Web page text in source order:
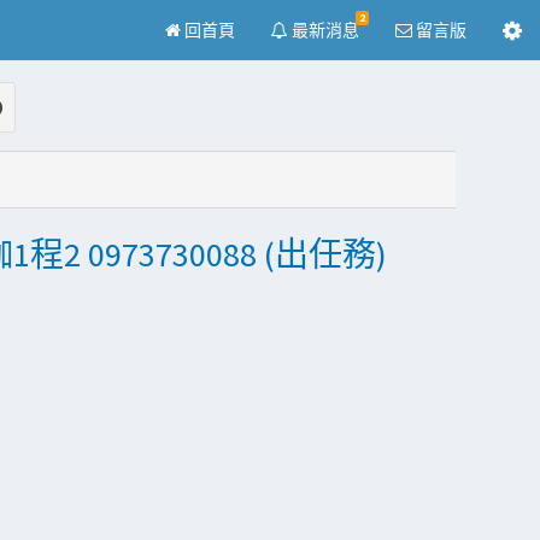
回首頁
2
最新消息 留言版
程2 0973730088 (出任務)